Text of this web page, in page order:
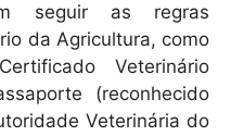
seguir as regras
da Agricultura, como
Veterinário
(reconhecido
Veterinária do